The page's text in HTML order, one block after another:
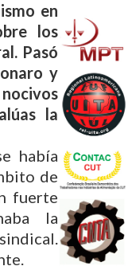
en
los
Pasó
y
la
había
de
fuerte
la